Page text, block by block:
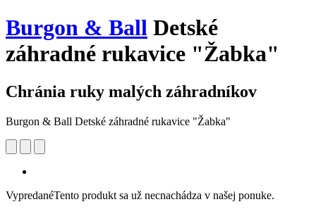
Burgon & Ball Detské
záhradné rukavice "Žabka"
Chránia ruky malých záhradníkov
Burgon & Ball Detské záhradné rukavice "Žabka"
VypredanéTento produkt sa už necnachádza v našej ponuke.